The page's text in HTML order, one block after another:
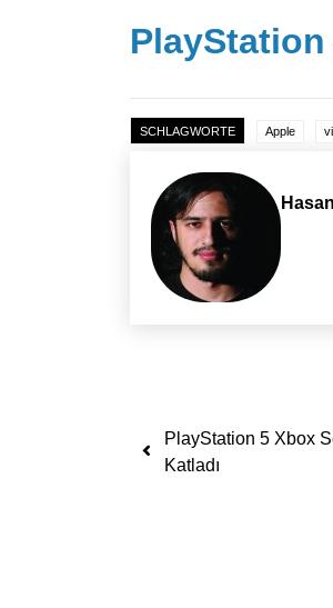
PlayStation
SCHLAGWORTE Apple
Yazı
PlayStation 5 Xbox
Katladı